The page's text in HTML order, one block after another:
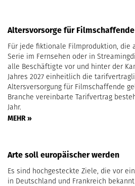
Altersvorsorge für Filmschaffende
Für jede fiktionale Filmproduktion, die
Serie im Fernsehen oder in
alle Beschäftigte vor und hinter der
Jahres 2027 einheitlich die
Altersversorgung für Filmschaffende
Branche vereinbarte Tarifvertrag
Jahr.
MEHR »
Arte soll europäischer werden
Es sind hochgesteckte Ziele, die vor
in Deutschland und Frankreich